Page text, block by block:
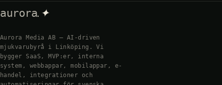
aurora.✦
Aurora Media AB — AI-driven
mjukvarubyrå i Linköping. Vi
bygger SaaS, MVP:er, interna
system, webbappar, mobilappar, e-
handel, integrationer och